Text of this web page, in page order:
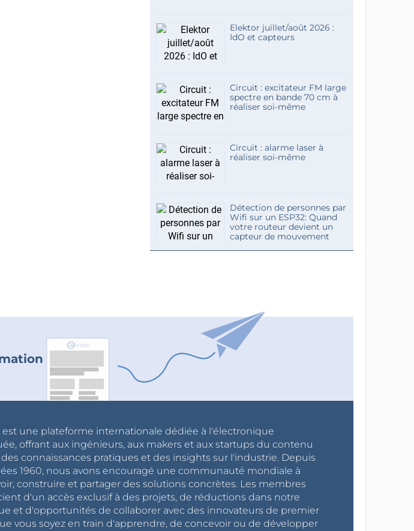
Elektor juillet/août 2026 :
IdO et capteurs
Circuit : excitateur FM large
spectre en bande 70 cm à
réaliser soi-même
Circuit : alarme laser à
réaliser soi-même
Détection de personnes par
Wifi sur un ESP32: Quand
votre routeur devient un
capteur de mouvement
est une plateforme internationale dédiée à l'électronique
offrant aux ingénieurs, aux makers et aux startups du contenu
connaissances pratiques et des insights sur l'industrie. Depuis
1960, nous avons encouragé une communauté mondiale à
construire et partager des solutions concrètes. Les membres
d'un accès exclusif à des projets, de réductions dans notre
et d'opportunités de collaborer avec des innovateurs de premier
vous soyez en train d'apprendre, de concevoir ou de développer